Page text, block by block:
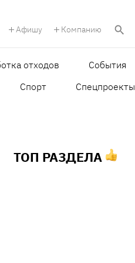
Афишу Компанию
отходов
События
Спорт
Спецпроекты
ТОП РАЗДЕЛА